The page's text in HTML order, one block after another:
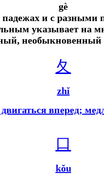
gè
и с разными
указывает на
необыкновенный
夂
zhǐ
вперед;
口
kǒu